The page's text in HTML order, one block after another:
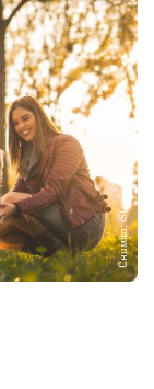
Снимка: iStock